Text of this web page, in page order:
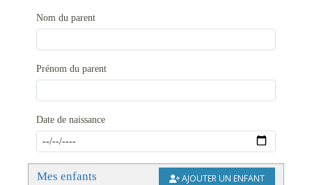
Nom du parent
Prénom du parent
Date de naissance
Mes enfants AJOUTER UN ENFANT